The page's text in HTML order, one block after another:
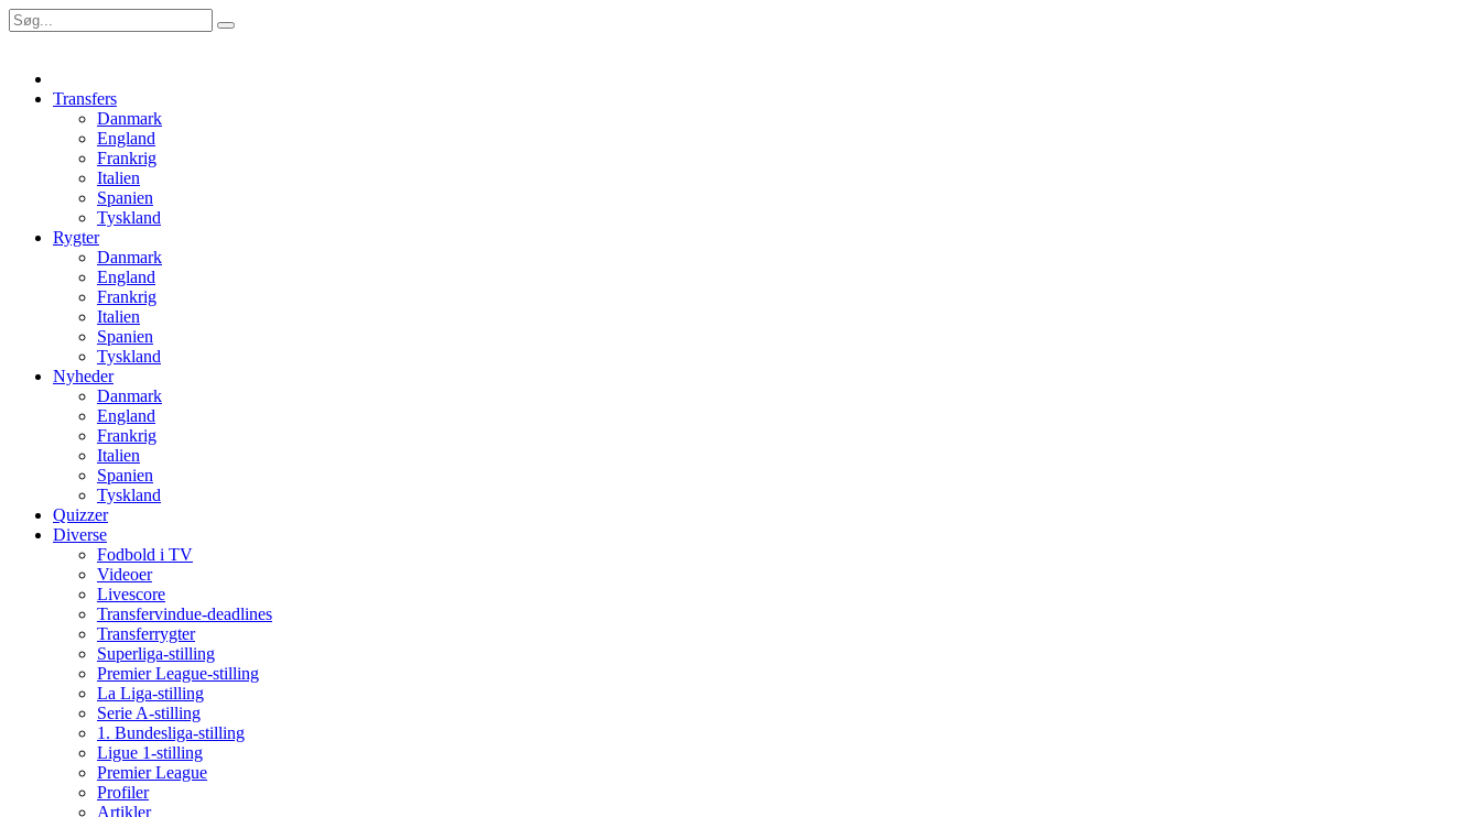
Transfers
Danmark
England
Frankrig
Italien
Spanien
Tyskland
Rygter
Danmark
England
Frankrig
Italien
Spanien
Tyskland
Nyheder
Danmark
England
Frankrig
Italien
Spanien
Tyskland
Quizzer
Diverse
Fodbold i TV
Videoer
Livescore
Transfervindue-deadlines
Transferrygter
Superliga-stilling
Premier League-stilling
La Liga-stilling
Serie A-stilling
1. Bundesliga-stilling
Ligue 1-stilling
Premier League
Profiler
Artikler